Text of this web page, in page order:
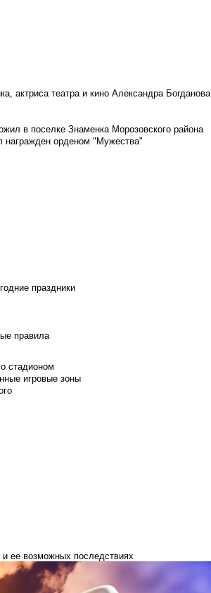
актриса театра и кино Александра Богданова
в поселке Знаменка Морозовского района
награжден орденом "Мужества"
праздники
правила
стадионом
игровые зоны
ее возможных последствиях